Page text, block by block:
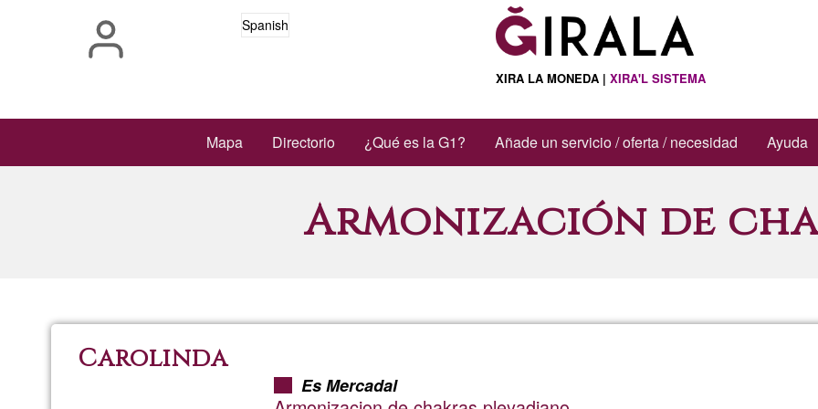
Spanish
XIRA LA MONEDA | XIRA'L SISTEMA
Mapa Directorio ¿Qué es la G1? Añade un servicio / oferta / necesidad Ayuda
Armonización de
Carolinda
Es Mercadal